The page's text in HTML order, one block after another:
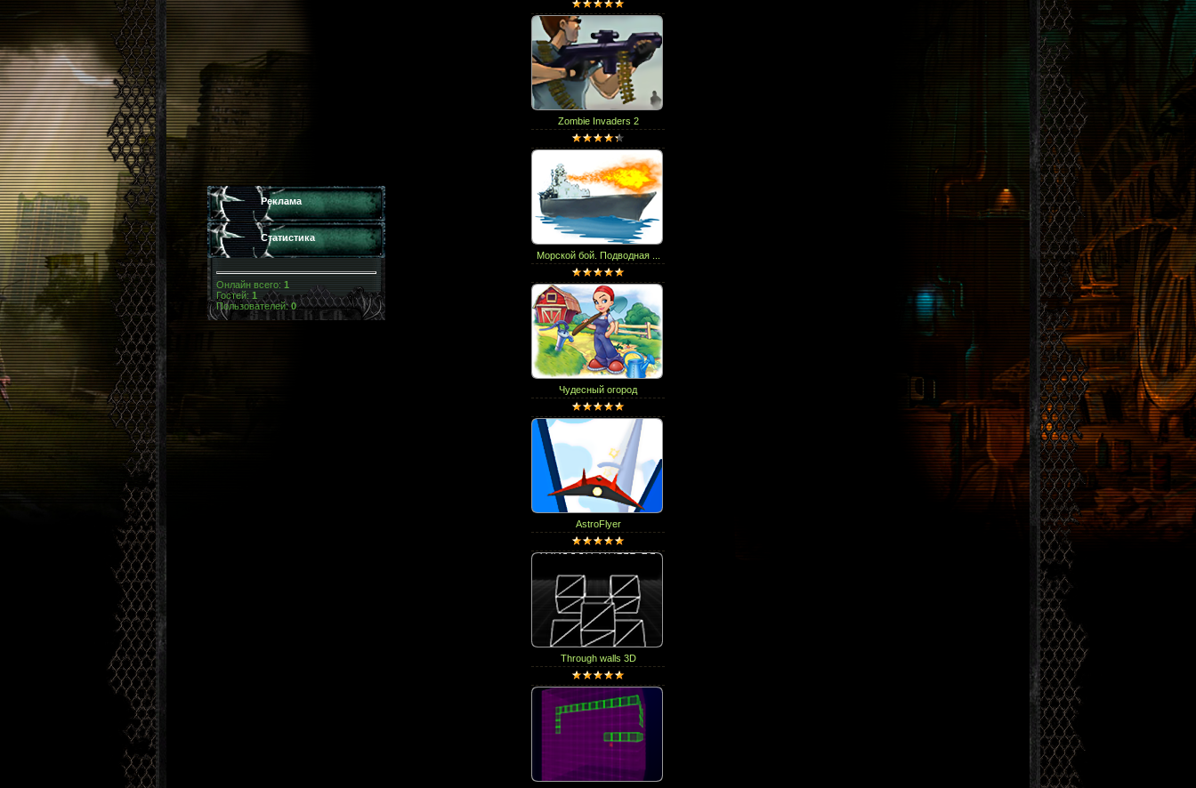
Реклама
Статистика
Онлайн всего: 1
Гостей: 1
Пользователей:0
Zombie Invaders 2
Морской бой. Подводная ...
Чудесный огород
AstroFlyer
Through walls 3D